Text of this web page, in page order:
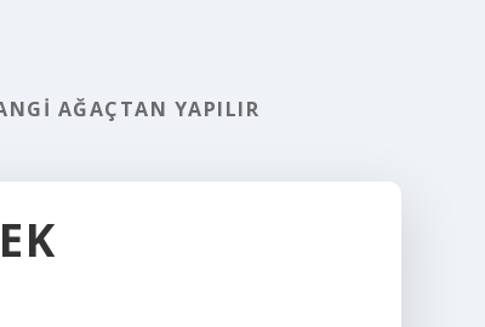
AĞAÇTAN YAPILIR